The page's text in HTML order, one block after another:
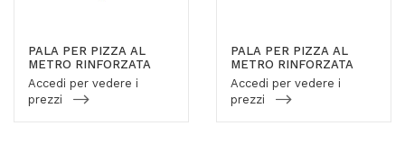
PALA PER PIZZA AL
METRO RINFORZATA
Accedi per vedere i
prezzi
PALA PER PIZZA AL
METRO RINFORZATA
Accedi per vedere i
prezzi